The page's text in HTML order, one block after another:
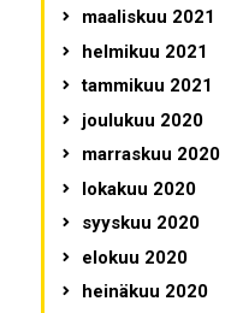
maaliskuu 2021
helmikuu 2021
tammikuu 2021
joulukuu 2020
marraskuu 2020
lokakuu 2020
syyskuu 2020
elokuu 2020
heinäkuu 2020